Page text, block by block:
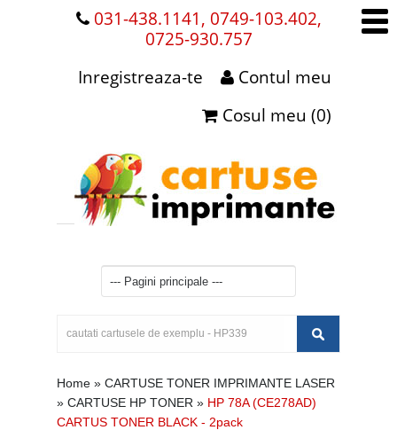
031-438.1141, 0749-103.402,
0725-930.757
Contul meu
Inregistreaza-te
Cosul meu (0)
Home » CARTUSE TONER IMPRIMANTE LASER
» CARTUSE HP TONER » HP 78A (CE278AD)
CARTUS TONER BLACK - 2pack